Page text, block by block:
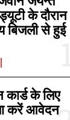
के दौरान
बिजली से हुई
कार्ड के लिए
करें आवेदन